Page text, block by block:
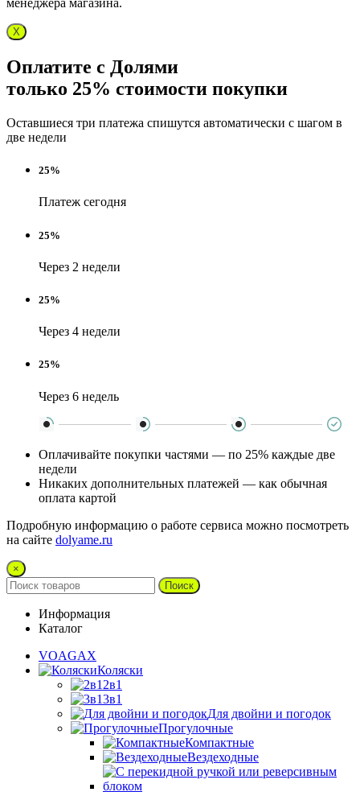
менеджера магазина.
X
Оплатите с Долями
только 25% стоимости покупки
Оставшиеся три платежа спишутся автоматически с шагом в
две недели
25%
Платеж сегодня
25%
Через 2 недели
25%
Через 4 недели
25%
Через 6 недель
Оплачивайте покупки частями — по 25% каждые две
недели
Никаких дополнительных платежей — как обычная
оплата картой
Подробную информацию о работе сервиса можно посмотреть
на сайте dolyame.ru
×
Поиск
Информация
Каталог
VOAGAX
Коляски
2в1
3в1
Для двойни и погодок
Прогулочные
Компактные
Вездеходные